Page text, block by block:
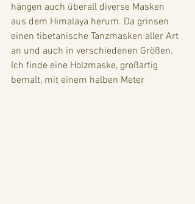
hängen auch überall diverse Masken
aus dem Himalaya herum. Da grinsen
einen tibetanische Tanzmasken aller Art
an und auch in verschiedenen Größen.
Ich finde eine Holzmaske, großartig
bemalt, mit einem halben Meter